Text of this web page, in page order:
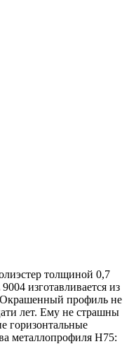
толщиной 0,7
изготавливается из
профиль не
лет. Ему не страшны
горизонтальные
металлопрофиля Н75: